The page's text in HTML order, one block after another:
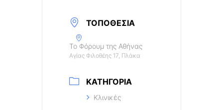
ΤΟΠΟΘΕΣΊΑ
Το Φόρουμ της Αθήνας
Αγίας Φιλοθέης 17, Πλάκα
ΚΑΤΗΓΟΡΊΑ
Κλινικές